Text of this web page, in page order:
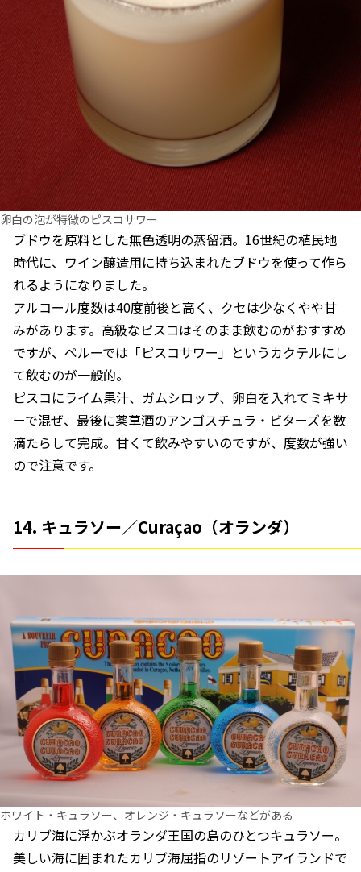
卵白の泡が特徴のピスコサワー
ブドウを原料とした無色透明の蒸留酒。16世紀の植民地
時代に、ワイン醸造用に持ち込まれたブドウを使って作ら
れるようになりました。
アルコール度数は40度前後と高く、クセは少なくやや甘
みがあります。高級なピスコはそのまま飲むのがおすすめ
ですが、ペルーでは「ピスコサワー」というカクテルにし
て飲むのが一般的。
ピスコにライム果汁、ガムシロップ、卵白を入れてミキサ
ーで混ぜ、最後に薬草酒のアンゴスチュラ・ビターズを数
滴たらして完成。甘くて飲みやすいのですが、度数が強い
ので注意です。
14. キュラソー／Curaçao（オランダ）
ホワイト・キュラソー、オレンジ・キュラソーなどがある
カリブ海に浮かぶオランダ王国の島のひとつキュラソー。
美しい海に囲まれたカリブ海屈指のリゾートアイランドで